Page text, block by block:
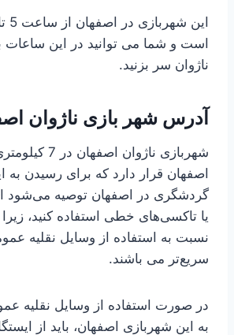
است و شما می توانید در این ساعات
ناژوان سر بزنید.
آدرس شهر بازی ناژوان
شهربازی ناژوان
اصفهان قرار دارد که برای رسیدن به
گردشگری در اصفهان توصیه
یا تاکسی‌های خطی استفاده کنید،
نسبت به استفاده از وسایل نقلیه
سریع‌تر می باشند.
در صورت استفاده از وسایل نقلیه
به این شهربازی اصفهان، باید از